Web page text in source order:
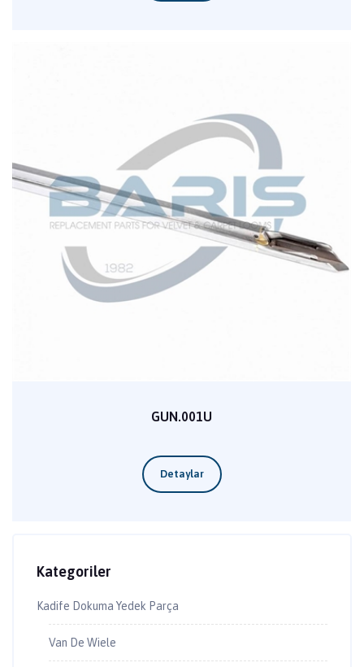
GUN.001U
Kategoriler
Kadife Dokuma Yedek Parça
Van De Wiele